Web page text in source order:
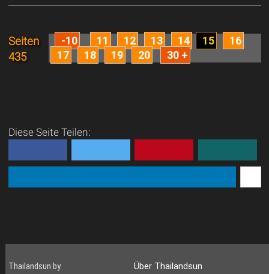
Seiten
435
-10 11 12 13 14 15
16
17
18 19 20 30 +
Diese Seite Teilen:
Thailandsun by
Über Thailandsun